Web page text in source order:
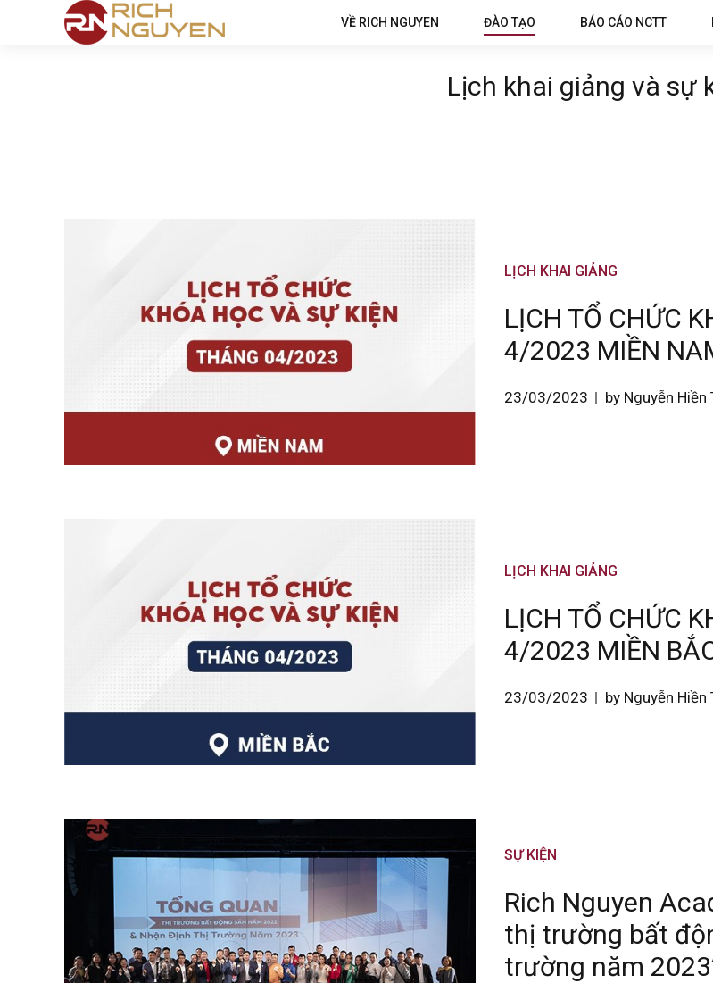
VỀ RICH NGUYEN ĐÀO TẠO BÁO CÁO NCTT
Lịch khai giảng và sự
LỊCH KHAI GIẢNG
LỊCH TỔ CHỨC
4/2023 MIỀN
23/03/2023 by Nguyễn Hiền
LỊCH KHAI GIẢNG
LỊCH TỔ CHỨC
4/2023 MIỀN
23/03/2023 by Nguyễn Hiền
SỰ KIỆN
Rich Nguyen
thị trường bất
trường năm